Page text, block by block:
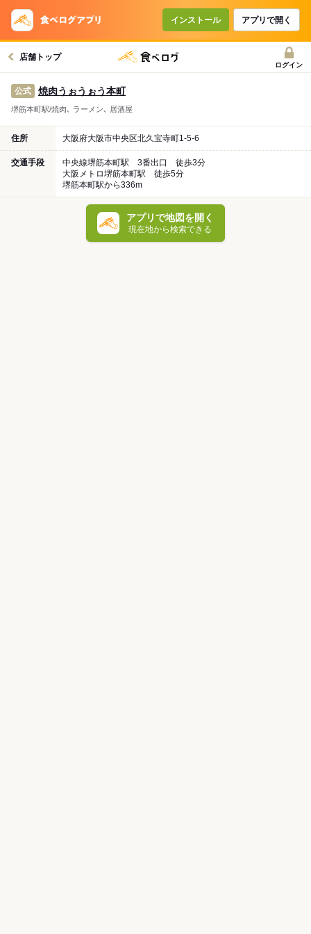
インストール アプリで開く
店舗トップ
ログイン
公式 焼肉うぉうぉう本町
堺筋本町駅/焼肉､ ラーメン､ 居酒屋
住所 大阪府大阪市中央区北久宝寺町1-5-6
交通手段
中央線堺筋本町駅 3番出口 徒歩3分
大阪メトロ堺筋本町駅 徒歩5分
堺筋本町駅から336m
アプリで地図を開く
現在地から検索できる